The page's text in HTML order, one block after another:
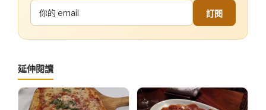
訂閱
延伸閱讀